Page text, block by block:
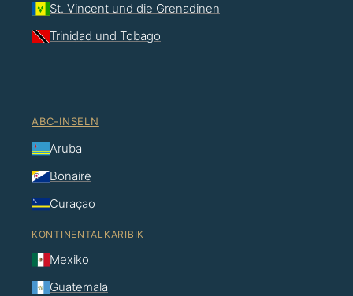
St. Vincent und die Grenadinen
Trinidad und Tobago
ABC-INSELN
Aruba
Bonaire
Curaçao
KONTINENTALKARIBIK
Mexiko
Guatemala